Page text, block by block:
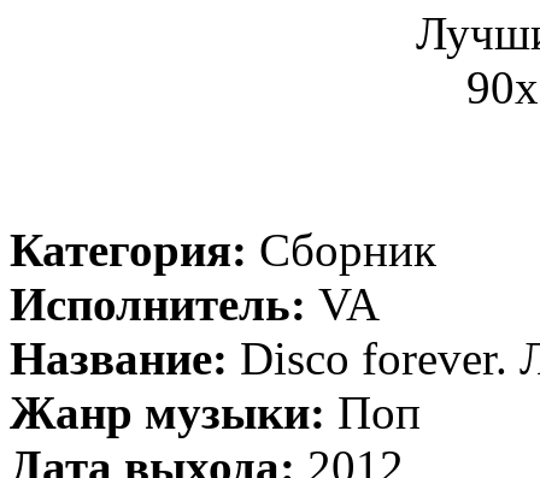
Категория: Сборник
Исполнитель: VA
Название: Disco forever.
Жанр музыки: Поп
Дата выхода: 2012